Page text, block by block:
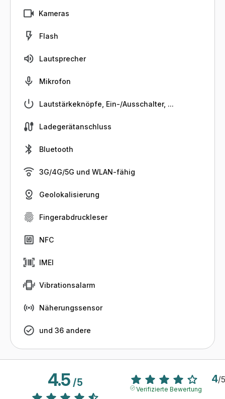
Kameras
Flash
Lautsprecher
Mikrofon
Lautstärkeknöpfe, Ein-/Ausschalter, ...
Ladegerätanschluss
Bluetooth
3G/4G/5G und WLAN-fähig
Geolokalisierung
Fingerabdruckleser
NFC
IMEI
Vibrationsalarm
Näherungssensor
und 36 andere
4.5/5 4/5
Verifizierte Bewertung